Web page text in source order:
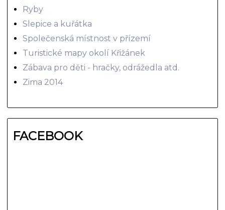
Ryby
Slepice a kuřátka
Společenská místnost v přízemí
Turistické mapy okolí Křižánek
Zábava pro děti - hračky, odrážedla atd.
Zima 2014
FACEBOOK